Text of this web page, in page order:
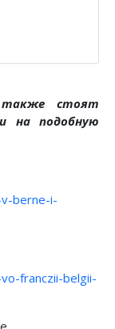
стоят
на подобную
berne-i-
franczii-belgii-